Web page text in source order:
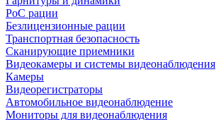
PoC рации
Безлицензионные рации
Транспортная безопасность
Сканирующие приемники
Видеокамеры и системы видеонаблюдения
Камеры
Видеорегистраторы
Автомобильное видеонаблюдение
Мониторы для видеонаблюдения